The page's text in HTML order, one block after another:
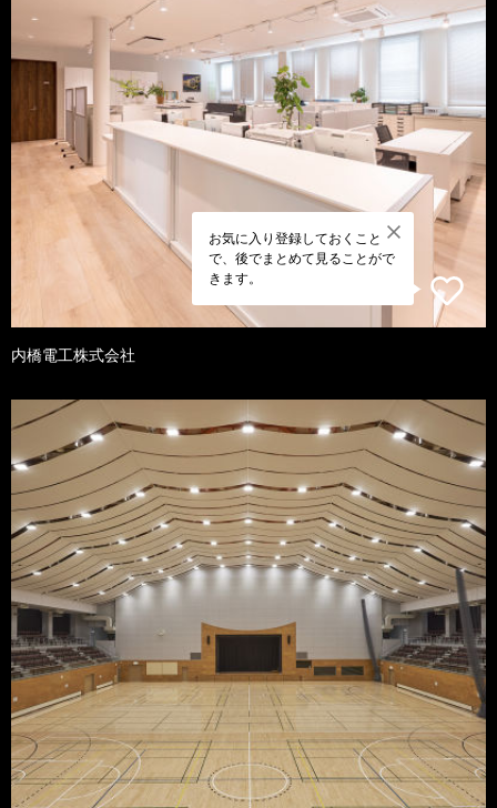
お気に入り登録しておくこと
で、後でまとめて見ることがで
きます。
内橋電工株式会社